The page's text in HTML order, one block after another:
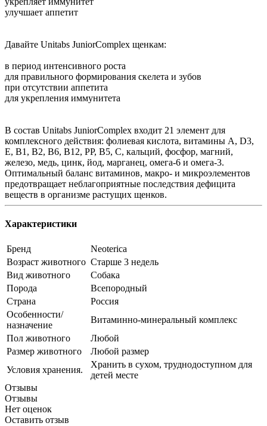
улучшает аппетит
Давайте Unitabs JuniorComplex щенкам:
в период интенсивного роста
для правильного формирования скелета и зубов
при отсутствии аппетита
для укрепления иммунитета
В состав Unitabs JuniorComplex входит 21 элемент для
комплексного действия: фолиевая кислота, витамины А, D3,
Е, В1, В2, В6, В12, РР, В5, С, кальций, фосфор, магний,
железо, медь, цинк, йод, марганец, омега-6 и омега-3.
Оптимальный баланс витаминов, макро- и микроэлементов
предотвращает неблагоприятные последствия дефицита
веществ в организме растущих щенков.
Характеристики
Бренд
Neoterica
Возраст животного Старше 3 недель
Вид животного
Собака
Порода
Всепородный
Страна
Россия
Особенности/
назначение
Витаминно-минеральный комплекс
Пол животного
Любой
Размер животного
Любой размер
Условия хранения.
Хранить в сухом, труднодоступном для
детей месте
Отзывы
Отзывы
Нет оценок
Оставить отзыв